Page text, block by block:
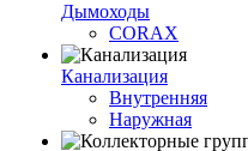
Дымоходы
CORAX
Канализация
Внутренняя
Наружная